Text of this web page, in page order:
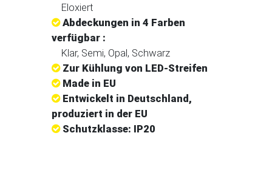
Eloxiert
Abdeckungen in 4 Farben
verfügbar :
Klar, Semi, Opal, Schwarz
Zur Kühlung von LED-Streifen
Made in EU
Entwickelt in Deutschland,
produziert in der EU
Schutzklasse: IP20